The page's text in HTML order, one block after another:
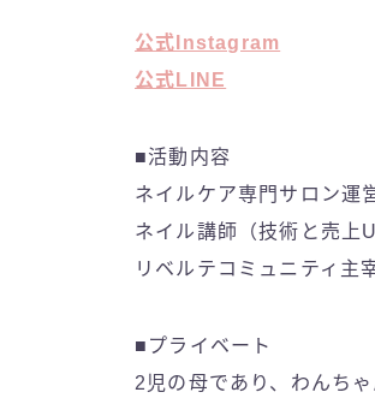
公式Instagram
公式LINE
■活動内容
ネイルケア専門サロン運
ネイル講師（技術と売上
リベルテコミュニティ主
■プライベート
2児の母であり、わんち